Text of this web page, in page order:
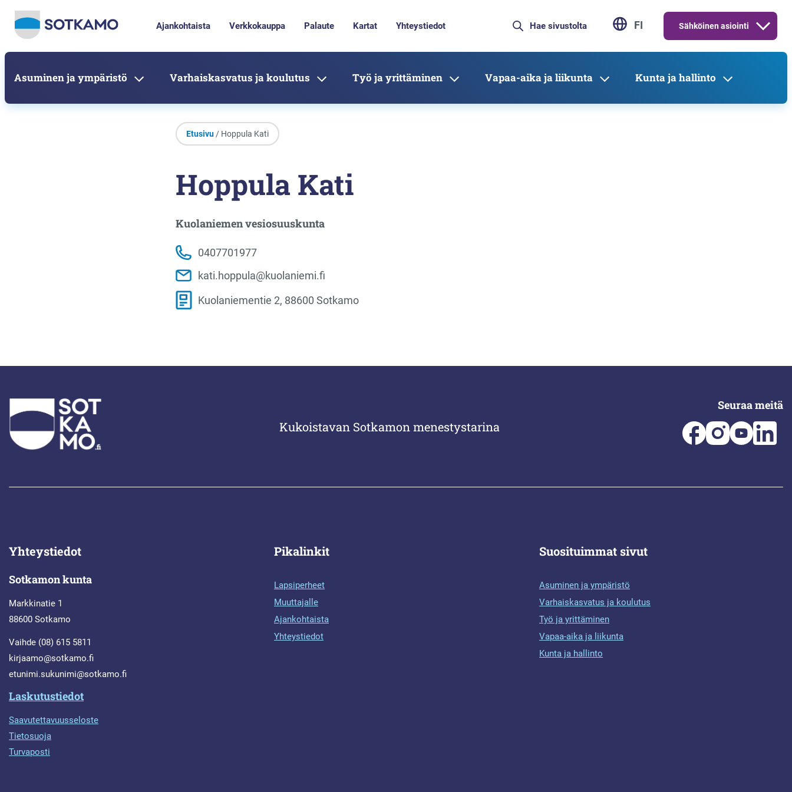
Ajankohtaista Verkkokauppa Palaute Kartat Yhteystiedot FI Sähköinen asiointi
Asuminen ja ympäristö Varhaiskasvatus ja koulutus Työ ja yrittäminen Vapaa-aika ja liikunta Kunta ja hallinto
Etusivu/ Hoppula Kati
Hoppula Kati
Kuolaniemen vesiosuuskunta
0407701977
kati.hoppula@kuolaniemi.fi
Kuolaniementie 2, 88600 Sotkamo
Kukoistavan Sotkamon menestystarina
Seuraa meitä
Yhteystiedot
Sotkamon kunta
Markkinatie 1
88600 Sotkamo
Vaihde (08) 615 5811
kirjaamo@sotkamo.fi
etunimi.sukunimi@sotkamo.fi
Laskutustiedot
Saavutettavuusseloste
Tietosuoja
Turvaposti
Pikalinkit
Lapsiperheet
Muuttajalle
Ajankohtaista
Yhteystiedot
Suosituimmat sivut
Asuminen ja ympäristö
Varhaiskasvatus ja koulutus
Työ ja yrittäminen
Vapaa-aika ja liikunta
Kunta ja hallinto